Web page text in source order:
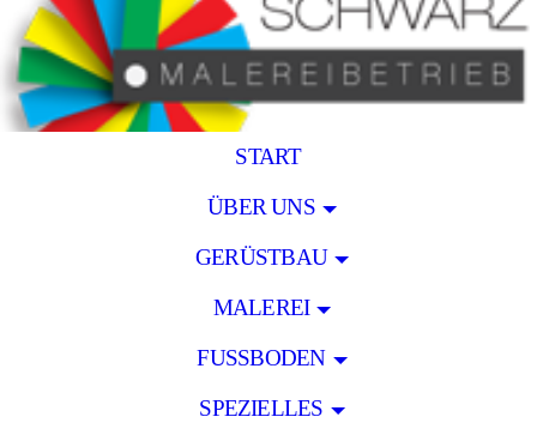
START
ÜBER UNS
GERÜSTBAU
MALEREI
FUSSBODEN
SPEZIELLES